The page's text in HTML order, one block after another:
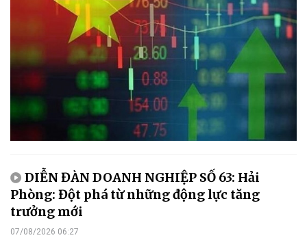
DIỄN ĐÀN DOANH NGHIỆP SỐ 63: Hải
Phòng: Đột phá từ những động lực tăng
trưởng mới
07/08/2026 06:27